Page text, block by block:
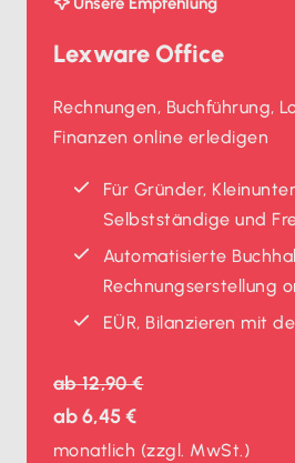
Lexware Office
Rechnungen, Buchführung,
Finanzen online erledigen
Für Gründer,
Selbstständige und
Automatisierte
Rechnungserstellung
EÜR, Bilanzieren mit
ab12,90 €
ab6,45 €
monatlich (zzgl. MwSt.)